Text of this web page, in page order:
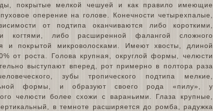
покрытые мелкой чешуей и как правило имеющие
оперение на голове. Конечности четырехпалые,
от подтипа оканчиваются либо короткими,
когтями, либо расширенной фалангой сложного
и покрытой микроволосками. Имеют хвосты, длиной
от роста. Голова крупная, округлой формы, челюсти
выступают вперед, рот примерно в полтора раза
зубы тропического подтипа мелкие,
формы, и образуют своего рода «пилу», у
челюсти более схожи с вараньими. Глаза крупные,
в темноте расширяется до ромба, радужка